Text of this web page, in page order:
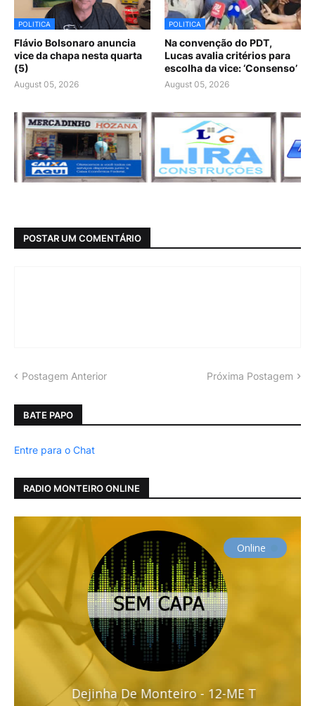
POLITICA
Flávio Bolsonaro anuncia
vice da chapa nesta quarta
(5)
August 05, 2026
POLITICA
Na convenção do PDT,
Lucas avalia critérios para
escolha da vice: ‘Consenso’
August 05, 2026
POSTAR UM COMENTÁRIO
Postagem Anterior Próxima Postagem
BATE PAPO
Entre para o Chat
RADIO MONTEIRO ONLINE